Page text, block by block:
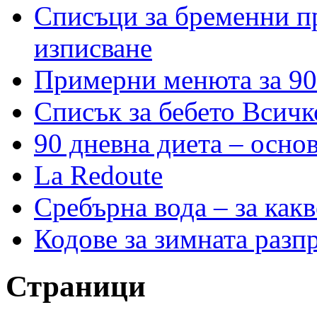
Списъци за бременни
изписване
Примерни менюта за 90
Списък за бебето
90 дневна диета –
La Redoute
Сребърна вода – за
Кодове за зимната
Страници